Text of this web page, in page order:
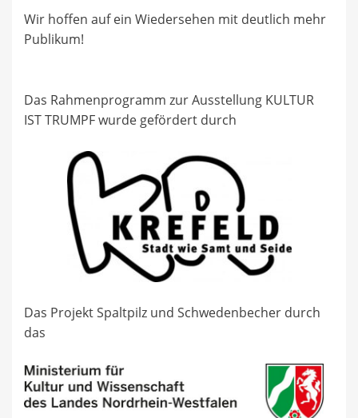
Wir hoffen auf ein Wiedersehen mit deutlich mehr
Publikum!
Das Rahmenprogramm zur Ausstellung KULTUR
IST TRUMPF wurde gefördert durch
Das Projekt Spaltpilz und Schwedenbecher durch
das